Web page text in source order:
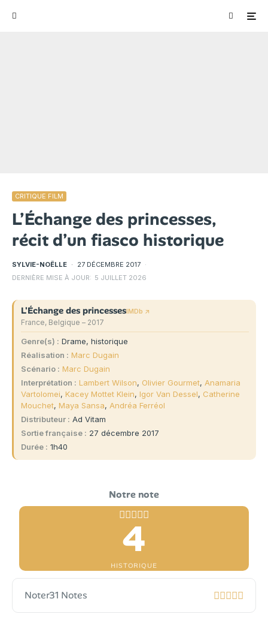
CRITIQUE FILM
L’Échange des princesses,
récit d’un fiasco historique
SYLVIE-NOËLLE · 27 DÉCEMBRE 2017 ·
DERNIÈRE MISE À JOUR: 5 JUILLET 2026
L'Échange des princessesIMDb ↗
France, Belgique – 2017
Genre(s)
Drame, historique
Réalisation
Marc Dugain
Scénario
Marc Dugain
Interprétation
Lambert Wilson, Olivier Gourmet, Anamaria
Vartolomei, Kacey Mottet Klein, Igor Van Dessel, Catherine
Mouchet, Maya Sansa, Andréa Ferréol
Distributeur
Ad Vitam
Sortie française
27 décembre 2017
Durée
1h40
Noter31 Notes
4
HISTORIQUE